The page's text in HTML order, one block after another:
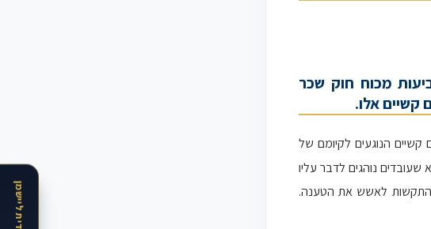
מכוח חוק שכר
קשיים אלו.
קשיים הנוגעים לקיומם של
שעובדים נוהגים לדבר עליו
לאשש את הטענה.